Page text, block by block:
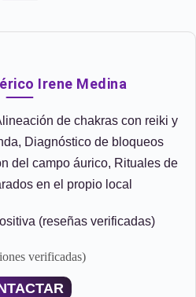
Irene Medina
de chakras con reiki y
Diagnóstico de bloqueos
del campo áurico, Rituales de
en el propio local
(reseñas verificadas)
verificadas)